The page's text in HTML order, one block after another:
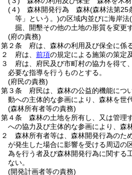
(４)
森林開発行為 森林(森林法第25
等」という。)の区域内並びに海岸法
掘、開墾その他の土地の形質を変更
(府の責務)
第２条
府は、森林の利用及び保全に係
２
府は、 前項の規定による施策の策定
３
府は、府民及び市町村の協力を得て
必要な指導を行うものとする。
(府民の責務)
第３条
府民は、森林の公益的機能につ
動への主体的な参画により、森林を世
(森林所有者等の責務)
第４条
森林の土地を所有し、又は管理
への協力及び主体的な参画により、森
２
森林所有者等は、森林開発行為のた
が発生した場合に影響を受ける周辺の
為を行う者及び森林開発行為に関する
ない。
(開発計画者等の責務)